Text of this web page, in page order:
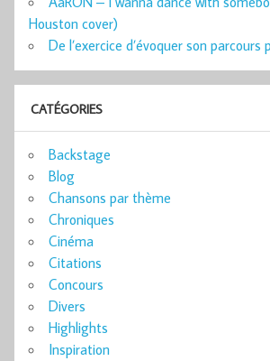
Houston cover)
De l’exercice d’évoquer son parcours
CATÉGORIES
Backstage
Blog
Chansons par thème
Chroniques
Cinéma
Citations
Concours
Divers
Highlights
Inspiration